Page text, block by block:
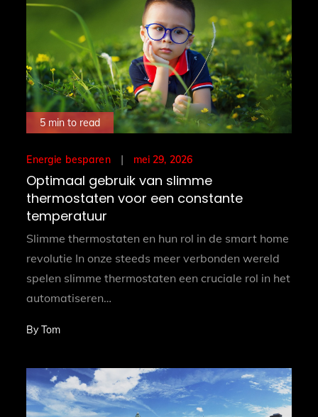
5 min to read
Energie besparen
Posted
on
mei 29, 2026
Optimaal gebruik van slimme
thermostaten voor een constante
temperatuur
Slimme thermostaten en hun rol in de smart home
revolutie In onze steeds meer verbonden wereld
spelen slimme thermostaten een cruciale rol in het
automatiseren…
ByTom